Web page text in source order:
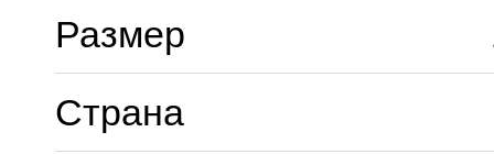
Размер
Страна